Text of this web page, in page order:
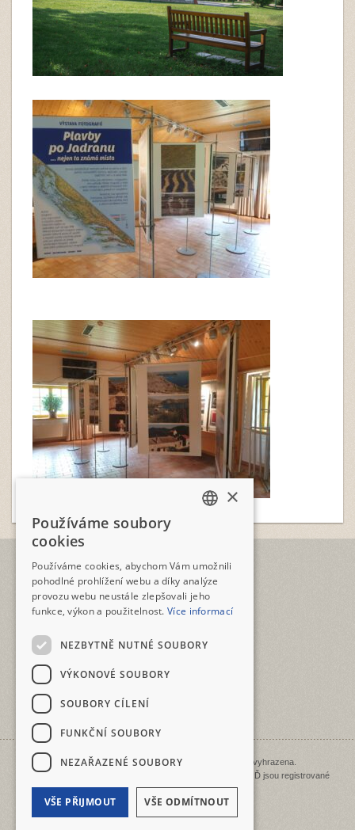
TELEFON
+420 2573 12345
E-MAIL
Šeříková 10
ČESKO • CZECHIA • ČEŠKA
Copyright © 1998 - 2026 Geotour. Všechna práva vyhrazena.
GEOTOUR, KOLOLOĎ, BIKEBOAT, LODILOĎ a BĚHOLOĎ jsou registrované
ochranné známky.
Mapa stránek |Přidat k oblíbeným
×
Používáme soubory
cookies
Používáme cookies, abychom Vám umožnili
pohodlné prohlížení webu a díky analýze
provozu webu neustále zlepšovali jeho
funkce, výkon a použitelnost.Více informací
NEZBYTNĚ NUTNÉ SOUBORY
VÝKONOVÉ SOUBORY
SOUBORY CÍLENÍ
FUNKČNÍ SOUBORY
NEZAŘAZENÉ SOUBORY
VŠE PŘIJMOUT VŠE ODMÍTNOUT